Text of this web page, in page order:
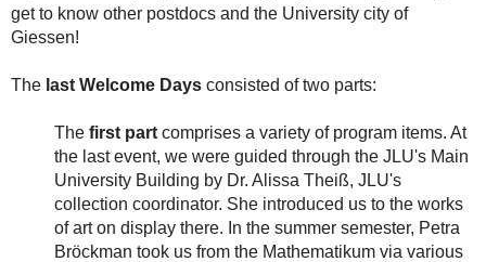
get to know other postdocs and the University city of
Giessen!
The last Welcome Daysconsisted of two parts:
Thefirst partcomprises a variety of program items. At
the last event, we were guided through the JLU's Main
University Building by Dr. Alissa Theiß, JLU's
collection coordinator. She introduced us to the works
of art on display there. In the summer semester, Petra
Bröckman took us from the Mathematikum via various